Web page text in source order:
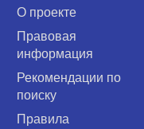
О проекте
Правовая
информация
Рекомендации по
поиску
Правила